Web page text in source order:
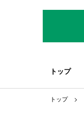
トップ
トップ